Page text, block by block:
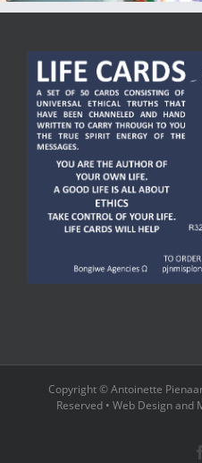
Copyright © Antoinette
Reserved • Web Design and